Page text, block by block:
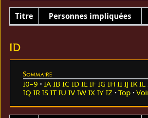
Titre Personnes impliquées
ID
Sommaire
I0–9 IA IB IC ID IE IF IG IH II IJ IK IL
IQ IR IS IT IU IV IW IX IY IZ Top